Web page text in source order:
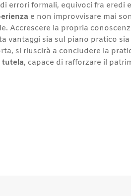
errori formali, equivoci fra eredi
e non improvvisare mai
Accrescere la propria
sia sul piano pratico
si riuscirà a concludere la
tutela, capace di rafforzare il